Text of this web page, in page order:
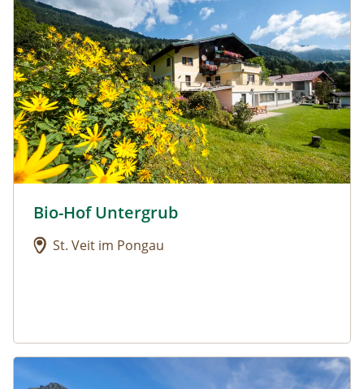
Urlaub am Bauernhof: Bio-Hof Untergrub
Urlaub am Bauernhof: Bio-Hof Untergrub
Bio-Hof Untergrub
St. Veit im Pongau
Urlaub am Bauernhof: Biohof Maurachgut